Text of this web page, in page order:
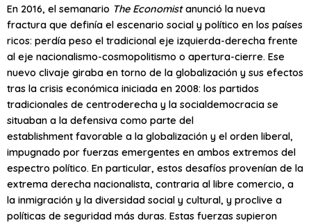
En 2016, el semanario The Economistanunció la nueva
fractura que definía el escenario social y político en los países
ricos: perdía peso el tradicional eje izquierda-derecha frente
al eje nacionalismo-cosmopolitismo o apertura-cierre. Ese
nuevo clivaje giraba en torno de la globalización y sus efectos
tras la crisis económica iniciada en 2008: los partidos
tradicionales de centroderecha y la socialdemocracia se
situaban a la defensiva como parte del
establishment favorable a la globalización y el orden liberal,
impugnado por fuerzas emergentes en ambos extremos del
espectro político. En particular, estos desafíos provenían de la
extrema derecha nacionalista, contraria al libre comercio, a
la inmigración y la diversidad social y cultural, y proclive a
políticas de seguridad más duras. Estas fuerzas supieron